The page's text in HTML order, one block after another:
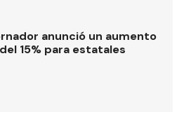
anunció un aumento
15% para estatales